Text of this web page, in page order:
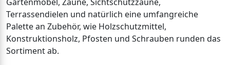
Terrassendielen und natürlich eine umfangreiche
Palette an Zubehör, wie Holzschutzmittel,
Konstruktionsholz, Pfosten und Schrauben runden das
Sortiment ab.